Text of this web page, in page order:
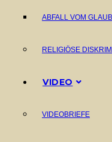
ABFALL VOM
RELIGIÖSE
VIDEO
VIDEOBRIEFE